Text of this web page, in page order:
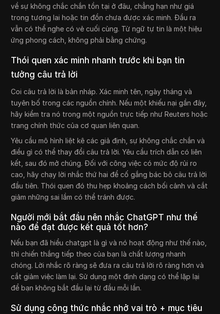
về sự không chắc chắn tồn tại ở đâu, chẳng hạn như giá
trong tương lai hoặc tin đồn chưa được xác minh. Đầu ra
vẫn có thể nghe có vẻ cuối cùng. Từ ngữ tự tin là một hiệu
ứng phong cách, không phải bằng chứng.
Thói quen xác minh nhanh trước khi bạn tin
tưởng câu trả lời
Coi câu trả lời là bản nháp. Xác minh tên, ngày tháng và
tuyên bố trong các nguồn chính. Nếu một khiếu nại gần đây,
hãy kiểm tra nó trong một nguồn trực tiếp như Reuters hoặc
trang chính thức của cơ quan liên quan.
Yêu cầu mô hình liệt kê các giả định, sự không chắc chắn và
điều gì có thể thay đổi câu trả lời. Yêu cầu trích dẫn có liên
kết, sau đó mở chúng. Đối với công việc có mức độ rủi ro
cao, hãy chạy lời nhắc thứ hai để cố gắng bác bỏ câu trả lời
đầu tiên. Thói quen đó thu hẹp khoảng cách bối cảnh và cắt
giảm những sai lầm có thể tránh được.
Người mới bắt đầu nên nhắc ChatGPT như thế
nào để đạt được kết quả tốt hơn?
Nếu bạn đã hiểu chatgpt là gì và nó hoạt động như thế nào,
thì chiến thắng tiếp theo của bạn là chất lượng nhanh
chóng. Lời nhắc rõ ràng sẽ đưa ra câu trả lời rõ ràng hơn và
cắt giảm việc làm lại. Sử dụng một định dạng có thể lặp lại
để bạn không bắt đầu lại từ đầu mỗi lần.
Sử dụng công thức nhắc nhở vai trò + mục tiêu